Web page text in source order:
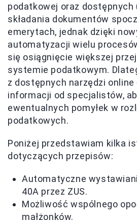
podatkowej oraz dostępnych
składania dokumentów
emerytach, jednak dzięki
automatyzacji wielu
się osiągnięcie większej
systemie podatkowym.
z dostępnych narzędzi
informacji od specjalistów,
ewentualnych pomyłek w
podatkowych.
Poniżej przedstawiam kilka
dotyczących przepisów:
Automatyczne
40A przez ZUS.
Możliwość wspólnego
małżonków.